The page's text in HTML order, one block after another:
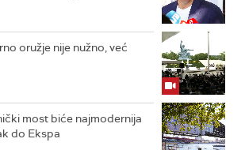
oružje nije nužno, već
most biće najmodernija
do Ekspa